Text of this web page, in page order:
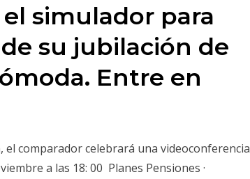
simulador para
su jubilación de
Entre en
el comparador celebrará una videoconferencia
a las 18: 00 Planes Pensiones ·